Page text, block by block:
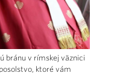
bránu v rímskej väznici
ktoré vám